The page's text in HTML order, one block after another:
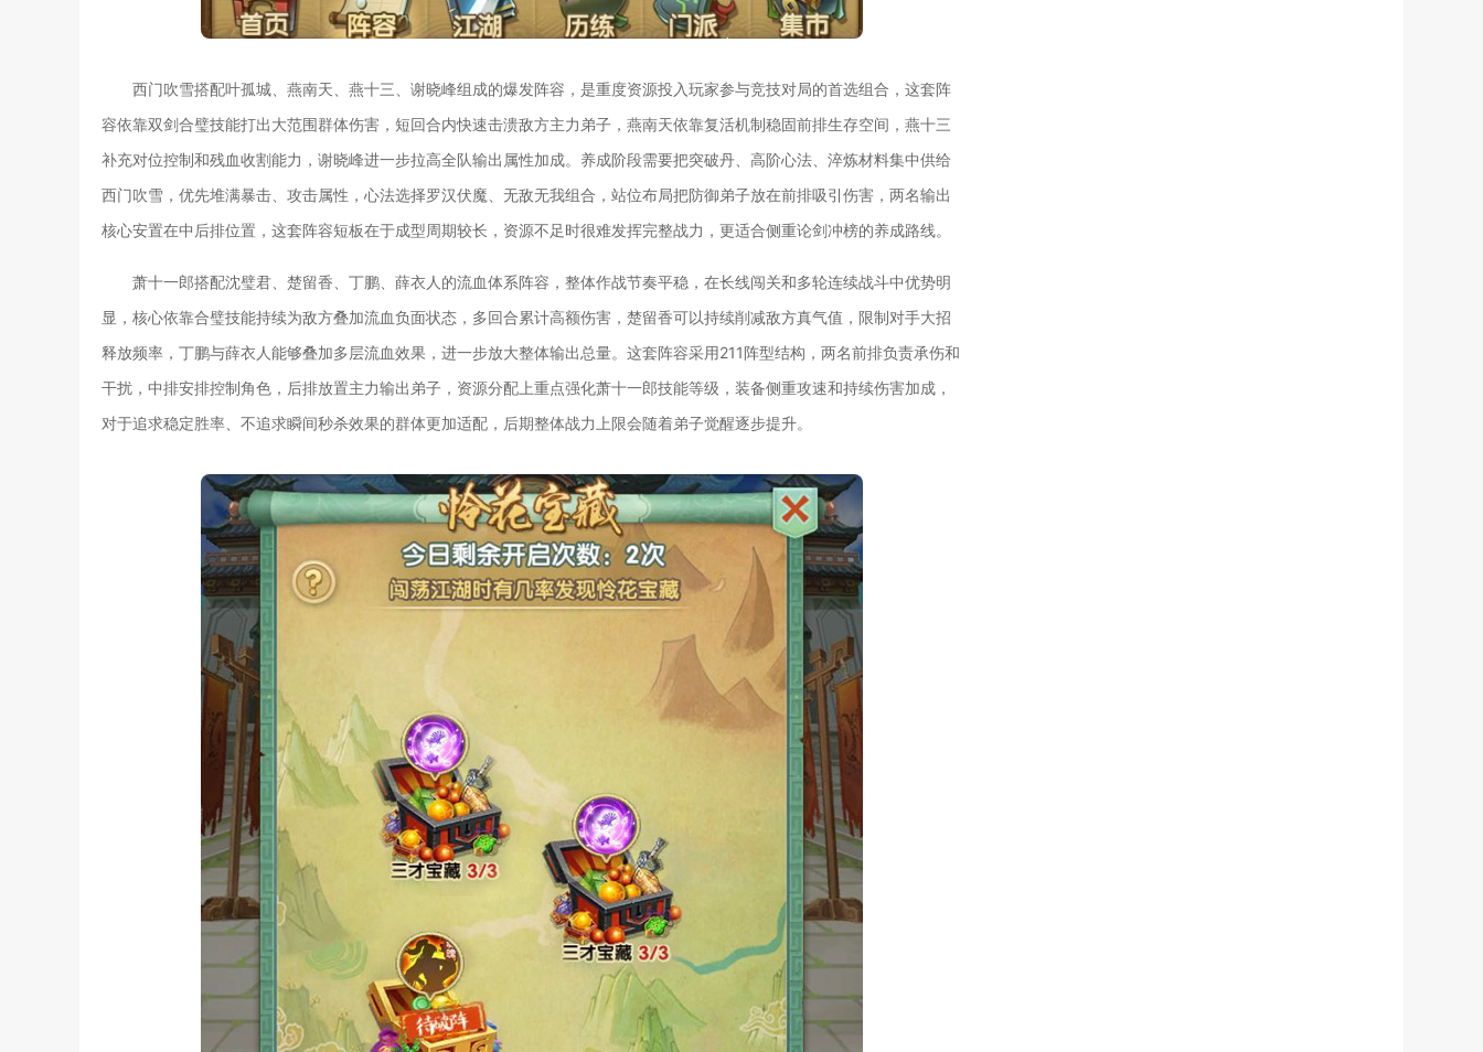
西门吹雪搭配叶孤城、燕南天、燕十三、谢晓峰组成的爆发阵容，是重度资源投入玩家参与竞技对局的首选组合，这套阵
容依靠双剑合璧技能打出大范围群体伤害，短回合内快速击溃敌方主力弟子，燕南天依靠复活机制稳固前排生存空间，燕十三
补充对位控制和残血收割能力，谢晓峰进一步拉高全队输出属性加成。养成阶段需要把突破丹、高阶心法、淬炼材料集中供给
西门吹雪，优先堆满暴击、攻击属性，心法选择罗汉伏魔、无敌无我组合，站位布局把防御弟子放在前排吸引伤害，两名输出
核心安置在中后排位置，这套阵容短板在于成型周期较长，资源不足时很难发挥完整战力，更适合侧重论剑冲榜的养成路线。
萧十一郎搭配沈璧君、楚留香、丁鹏、薛衣人的流血体系阵容，整体作战节奏平稳，在长线闯关和多轮连续战斗中优势明
显，核心依靠合璧技能持续为敌方叠加流血负面状态，多回合累计高额伤害，楚留香可以持续削减敌方真气值，限制对手大招
释放频率，丁鹏与薛衣人能够叠加多层流血效果，进一步放大整体输出总量。这套阵容采用211阵型结构，两名前排负责承伤和
干扰，中排安排控制角色，后排放置主力输出弟子，资源分配上重点强化萧十一郎技能等级，装备侧重攻速和持续伤害加成，
对于追求稳定胜率、不追求瞬间秒杀效果的群体更加适配，后期整体战力上限会随着弟子觉醒逐步提升。